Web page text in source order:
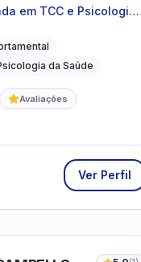
em TCC e Psicologia
da Saúde
Avaliações
Ver Perfil